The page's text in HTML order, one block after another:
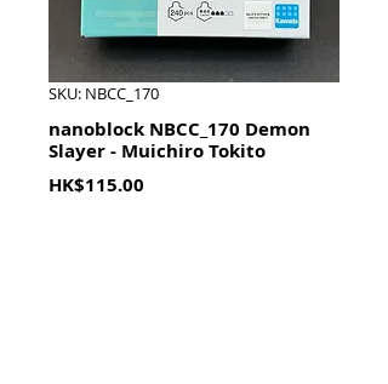
SKU: NBCC_170
nanoblock NBCC_170 Demon
Slayer - Muichiro Tokito
HK$115.00